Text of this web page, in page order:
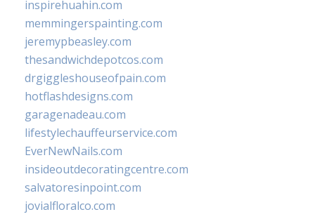
inspirehuahin.com
memmingerspainting.com
jeremypbeasley.com
thesandwichdepotcos.com
drgiggleshouseofpain.com
hotflashdesigns.com
garagenadeau.com
lifestylechauffeurservice.com
EverNewNails.com
insideoutdecoratingcentre.com
salvatoresinpoint.com
jovialfloralco.com